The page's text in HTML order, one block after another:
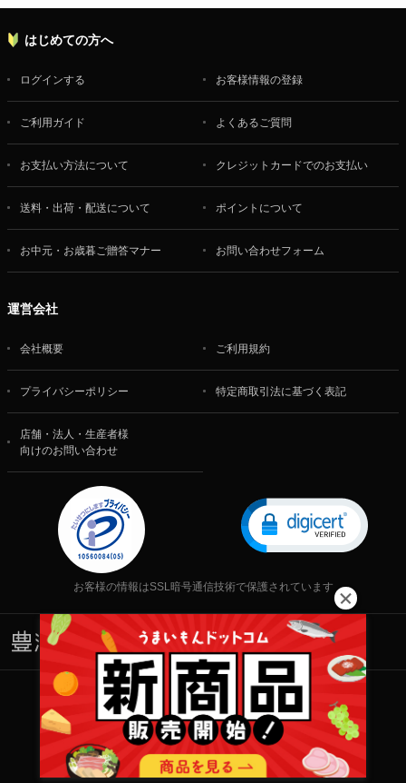
はじめての方へ
ログインする お客様情報の登録
ご利用ガイド よくあるご質問
お支払い方法について クレジットカードでのお支払い
送料・出荷・配送について ポイントについて
お中元・お歳暮ご贈答マナー お問い合わせフォーム
運営会社
会社概要 ご利用規約
プライバシーポリシー 特定商取引法に基づく表記
店舗・法人・生産者様
向けのお問い合わせ
お客様の情報はSSL暗号通信技術で保護されています
株式会社 食文化
Copyright © 2001-2026 株式会社 食文化 All rights reserved.
当サイト内の文章・画像等の一切の無断転載および転用を禁じます。